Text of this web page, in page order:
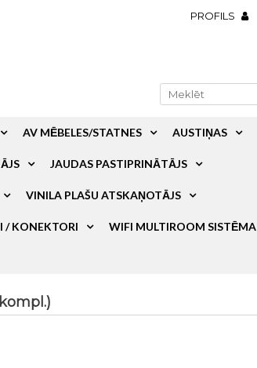
PROFILS
AV MĒBELES/STATNES AUSTIŅAS
JAUDAS PASTIPRINĀTĀJS
VINILA PLAŠU ATSKAŅOTĀJS
/ KONEKTORI WIFI MULTIROOM SISTĒMA